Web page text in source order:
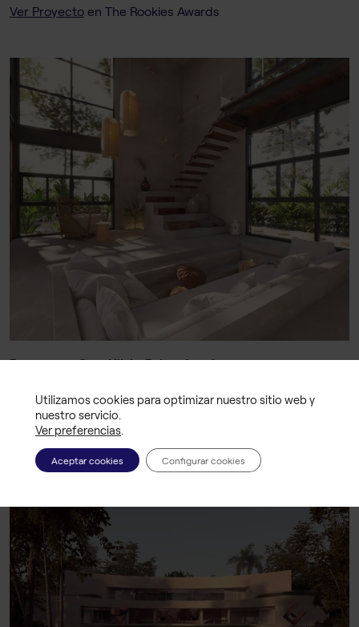
Ver Proyecto en The Rookies Awards
Proyecto: «Casa Hilal – Balzar Arquitectos»
Formación:Máster en Visualización Arquitectónica
Ver Proyectoen The Rookies Awards
Utilizamos cookies para optimizar nuestro sitio web y
nuestro servicio.
Ver preferencias
Aceptar cookies Configurar cookies